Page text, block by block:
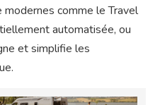
modernes comme le Travel
automatisée, ou
et simplifie les